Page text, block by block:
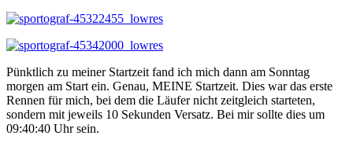
Pünktlich zu meiner Startzeit fand ich mich dann am Sonntag
morgen am Start ein. Genau, MEINE Startzeit. Dies war das erste
Rennen für mich, bei dem die Läufer nicht zeitgleich starteten,
sondern mit jeweils 10 Sekunden Versatz. Bei mir sollte dies um
09:40:40 Uhr sein.